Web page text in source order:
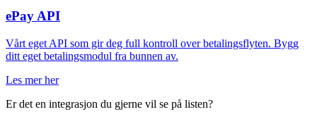
ePay API
Vårt eget API som gir deg full kontroll over betalingsflyten. Bygg
ditt eget betalingsmodul fra bunnen av.
Les mer her
Er det en integrasjon du gjerne vil se på listen?